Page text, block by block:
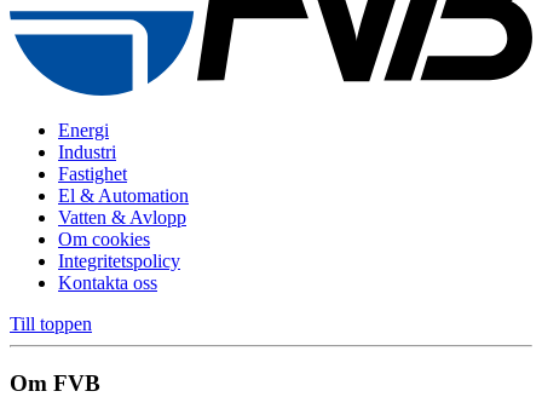
Energi
Industri
Fastighet
El & Automation
Vatten & Avlopp
Om cookies
Integritetspolicy
Kontakta oss
Till toppen
Om FVB